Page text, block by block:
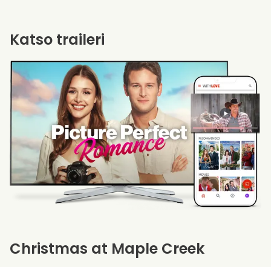
Christmas at Maple Creek
Katso traileri